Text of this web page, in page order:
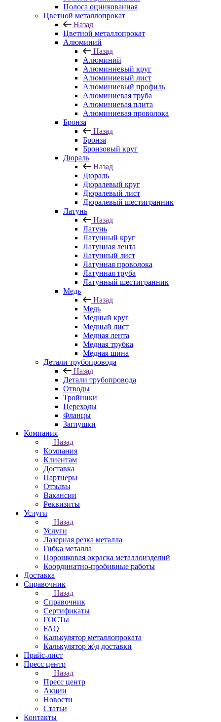
Полоса оцинкованная
Цветной металлопрокат
Назад
Цветной металлопрокат
Алюминий
Назад
Алюминий
Алюминиевый круг
Алюминиевый лист
Алюминиевый профиль
Алюминиевая труба
Алюминиевая плита
Алюминиевая проволока
Бронза
Назад
Бронза
Бронзовый круг
Дюраль
Назад
Дюраль
Дюралевый круг
Дюралевый лист
Дюралевый шестигранник
Латунь
Назад
Латунь
Латунный круг
Латунная лента
Латунный лист
Латунная проволока
Латунная труба
Латунный шестигранник
Медь
Назад
Медь
Медный круг
Медный лист
Медная лента
Медная трубка
Медная шина
Детали трубопровода
Назад
Детали трубопровода
Отводы
Тройники
Переходы
Фланцы
Заглушки
Компания
Назад
Компания
Клиентам
Доставка
Партнеры
Отзывы
Вакансии
Реквизиты
Услуги
Назад
Услуги
Лазерная резка металла
Гибка металла
Порошковая окраска металлоизделий
Координатно-пробивные работы
Доставка
Справочник
Назад
Справочник
Сертификаты
ГОСТы
FAQ
Калькулятор металлопроката
Калькулятор ж\д доставки
Прайс-лист
Пресс центр
Назад
Пресс центр
Акции
Новости
Статьи
Контакты